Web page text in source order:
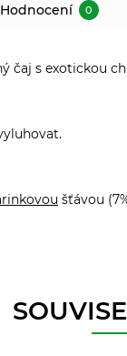
Hodnocení 0
čaj s exotickou
šťávou